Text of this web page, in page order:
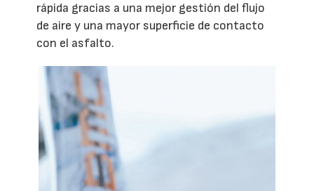
rápida gracias a una mejor gestión del flujo
de aire y una mayor superficie de contacto
con el asfalto.